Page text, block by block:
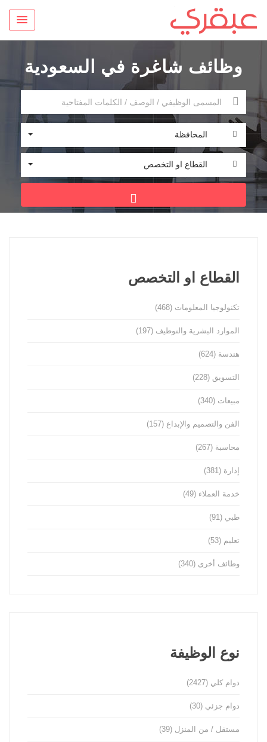
وظائف شاغرة في السعودية
المحافظة
القطاع او التخصص
القطاع او التخصص
تكنولوجيا المعلومات (468)
الموارد البشرية والتوظيف (197)
هندسة (624)
التسويق (228)
مبيعات (340)
الفن والتصميم والإبداع (157)
محاسبة (267)
إدارة (381)
خدمة العملاء (49)
طبي (91)
تعليم (53)
وظائف أخرى (340)
نوع الوظيفة
دوام كلي (2427)
دوام جزئي (30)
مستقل / من المنزل (39)